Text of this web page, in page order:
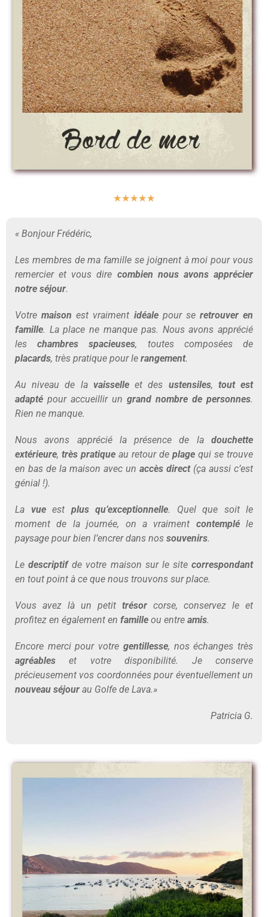
★★★★★
« Bonjour Frédéric,
Les membres de ma famille se joignent à moi pour vous
remercier et vous dire combien nous avons apprécier
notre séjour.
Votremaison est vraiment idéalepour se retrouver en
famille. La place ne manque pas. Nous avons apprécié
leschambres spacieuses, toutes composées de
placards, très pratique pour le rangement.
Au niveau de la vaisselleet des ustensiles, tout est
adapté pour accueillir un grand nombre de personnes.
Rien ne manque.
Nous avons apprécié la présence de la douchette
extérieure, très pratique au retour de plage qui se trouve
en bas de la maison avec un accès direct(ça aussi c’est
génial !).
La vueest plus qu’exceptionnelle. Quel que soit le
moment de la journée, on a vraiment contempléle
paysage pour bien l’encrer dans nos souvenirs.
Ledescriptifde votre maison sur le site correspondant
en tout point à ce que nous trouvons sur place.
Vous avez là un petit trésor corse, conservez le et
profitez en également en famille ou entre amis.
Encore merci pour votre gentillesse, nos échanges très
agréables et votre disponibilité. Je conserve
précieusement vos coordonnées pour éventuellement un
nouveau séjour au Golfe de Lava.»
Patricia G.